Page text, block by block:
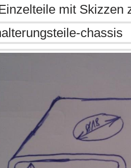
mit Skizzen